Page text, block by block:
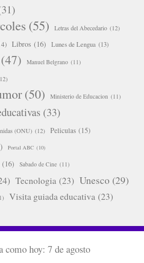
(55) Letras del Abecedario (12)
Libros (16) Lunes de Lengua (13)
(47) Manuel Belgrano (11)
(50) Ministerio de Educacion (11)
(33)
(ONU) (12) Peliculas (15)
Portal ABC (10)
(16) Sabado de Cine (11)
Tecnologia (23) Unesco (29)
Visita guiada educativa (23)
como hoy: 7 de agosto